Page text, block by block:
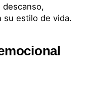
emocional